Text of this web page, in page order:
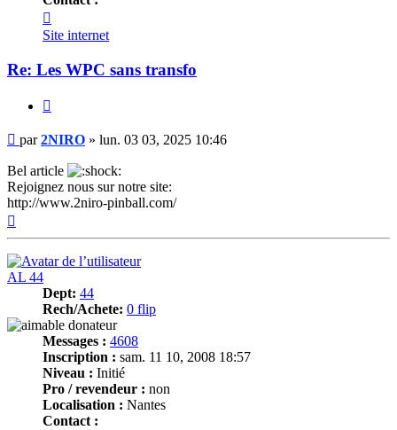
2NIRO
Site internet
Re: Les WPC sans transfo
Message
par2NIRO » lun. 03 03, 2025 10:46
Bel article
Rejoignez nous sur notre site:
http://www.2niro-pinball.com/
AL 44
Dept: 44
Rech/Achete: 0 flip
Messages : 4608
Inscription : sam. 11 10, 2008 18:57
Niveau : Initié
Pro / revendeur : non
Localisation : Nantes
Contact :